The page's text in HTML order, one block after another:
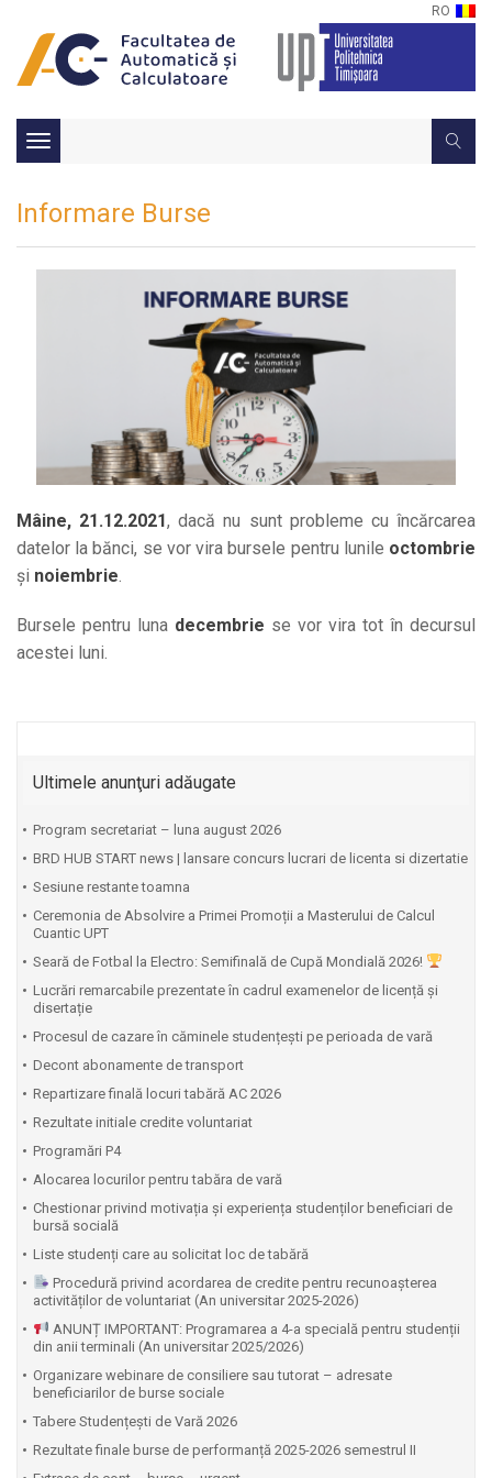
RO
Toggle
navigation
Informare Burse
Mâine, 21.12.2021, dacă nu sunt probleme cu încărcarea
datelor la bănci, se vor vira bursele pentru lunile octombrie
și noiembrie
Bursele pentru luna decembrie se vor vira tot în decursul
acestei luni.
Ultimele anunţuri adăugate
Program secretariat – luna august 2026
BRD HUB START news | lansare concurs lucrari de licenta si dizertatie
Sesiune restante toamna
Ceremonia de Absolvire a Primei Promoții a Masterului de Calcul
Cuantic UPT
⁠Seară de Fotbal la Electro: Semifinală de Cupă Mondială 2026!
Lucrări remarcabile prezentate în cadrul examenelor de licență și
disertație
Procesul de cazare în căminele studențești pe perioada de vară
Decont abonamente de transport
Repartizare finală locuri tabără AC 2026
Rezultate initiale credite voluntariat
Programări P4
Alocarea locurilor pentru tabăra de vară
Chestionar privind motivația și experiența studenților beneficiari de
bursă socială
Liste studenți care au solicitat loc de tabără
Procedură privind acordarea de credite pentru recunoașterea
activităților de voluntariat (An universitar 2025-2026)
ANUNȚ IMPORTANT: Programarea a 4-a specială pentru studenții
din anii terminali (An universitar 2025/2026)
Organizare webinare de consiliere sau tutorat – adresate
beneficiarilor de burse sociale
Tabere Studențești de Vară 2026
Rezultate finale burse de performanță 2025-2026 semestrul II